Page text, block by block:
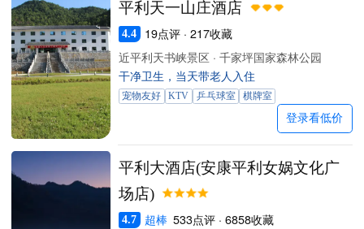
平利天一山庄酒店
4.4
19点评 · 217收藏
近平利天书峡景区 · 千家坪国家森林公园
干净卫生，当天带老人入住
宠物友好 KTV 乒乓球室 棋牌室
登录看低价
平利大酒店(安康平利女娲文化广
场店)
4.7 超棒 533点评 · 6858收藏